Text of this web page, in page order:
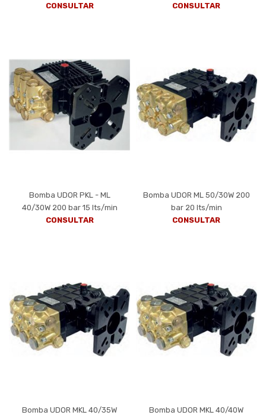
CONSULTAR
CONSULTAR
Bomba UDOR PKL - ML
40/30W 200 bar 15 lts/min
CONSULTAR
Bomba UDOR ML 50/30W 200
bar 20 lts/min
CONSULTAR
Bomba UDOR MKL 40/35W
Bomba UDOR MKL 40/40W